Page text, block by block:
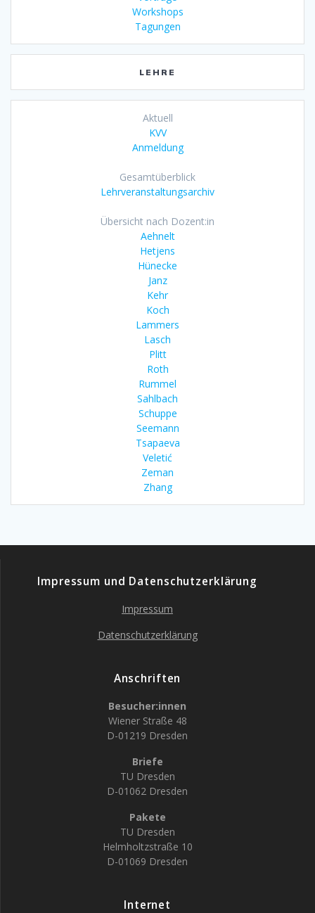
Workshops
Tagungen
LEHRE
Aktuell
KVV
Anmeldung
Gesamtüberblick
Lehrveranstaltungsarchiv
Übersicht nach Dozent:in
Aehnelt
Hetjens
Hünecke
Janz
Kehr
Koch
Lammers
Lasch
Plitt
Roth
Rummel
Sahlbach
Schuppe
Seemann
Tsapaeva
Veletić
Zeman
Zhang
Impressum und Datenschutzerklärung
Impressum
Datenschutzerklärung
Anschriften
Besucher:innen
Wiener Straße 48
D-01219 Dresden
Briefe
TU Dresden
D-01062 Dresden
Pakete
TU Dresden
Helmholtzstraße 10
D-01069 Dresden
Internet